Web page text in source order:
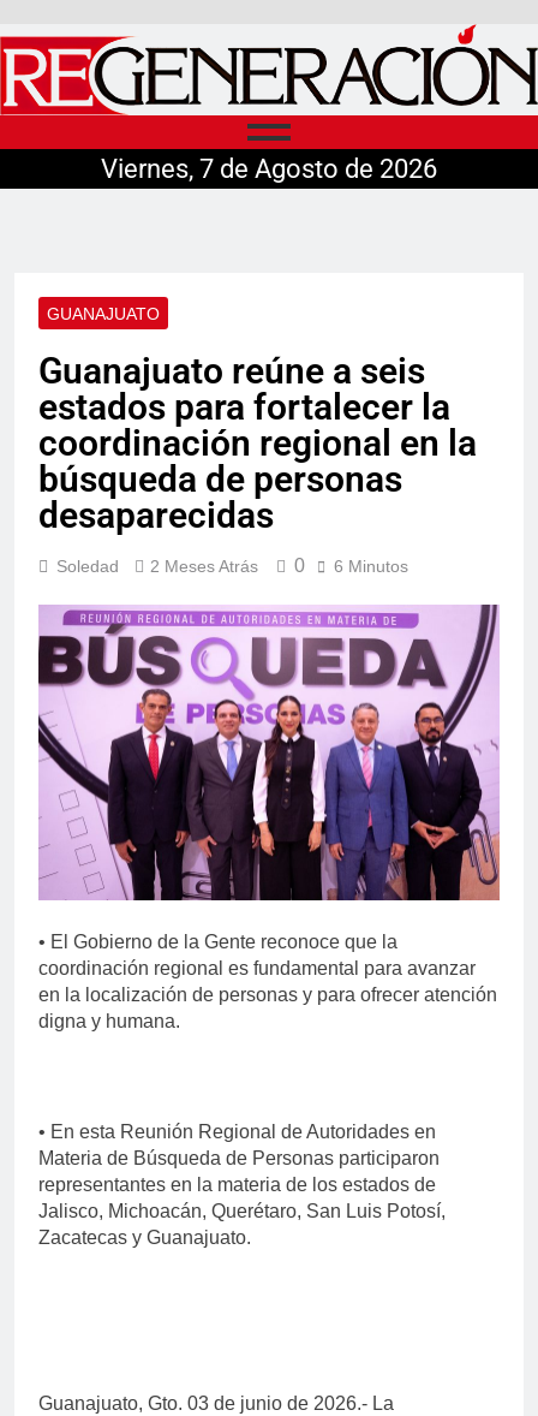
Viernes, 7 de Agosto de 2026
GUANAJUATO
Guanajuato reúne a seis
estados para fortalecer la
coordinación regional en la
búsqueda de personas
desaparecidas
Soledad 2 Meses Atrás 0 6 Minutos
• El Gobierno de la Gente reconoce que la
coordinación regional es fundamental para avanzar
en la localización de personas y para ofrecer atención
digna y humana.
• En esta Reunión Regional de Autoridades en
Materia de Búsqueda de Personas participaron
representantes en la materia de los estados de
Jalisco, Michoacán, Querétaro, San Luis Potosí,
Zacatecas y Guanajuato.
Guanajuato, Gto. 03 de junio de 2026.- La